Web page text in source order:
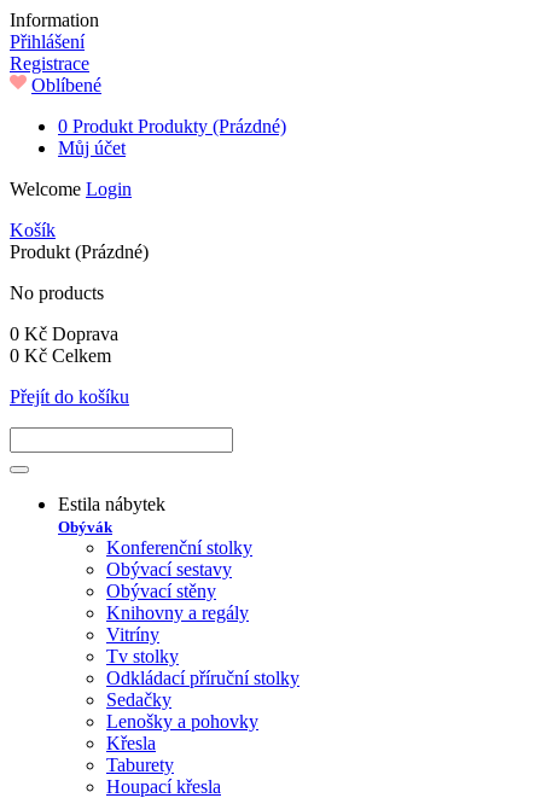
Information
Přihlášení
Registrace
Oblíbené
0 Produkt Produkty (Prázdné)
Můj účet
Welcome Login
Košík
Produkt (Prázdné)
No products
0 Kč Doprava
0 Kč Celkem
Přejít do košíku
Estila nábytek
Obývák
Konferenční stolky
Obývací sestavy
Obývací stěny
Knihovny a regály
Vitríny
Tv stolky
Odkládací příruční stolky
Sedačky
Lenošky a pohovky
Křesla
Taburety
Houpací křesla